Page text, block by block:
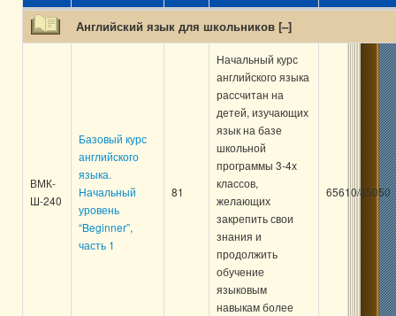
Английский язык для школьников [–]
ВМК-
Ш-240
Базовый курс
английского
языка.
Начальный
уровень
“Beginner”,
часть 1
81
Начальный курс
английского языка
рассчитан на
детей, изучающих
язык на базе
школьной
программы 3-4х
классов,
желающих
закрепить свои
знания и
продолжить
обучение
языковым
навыкам более
65610/85050